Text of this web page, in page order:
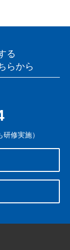
る
らから
修実施）